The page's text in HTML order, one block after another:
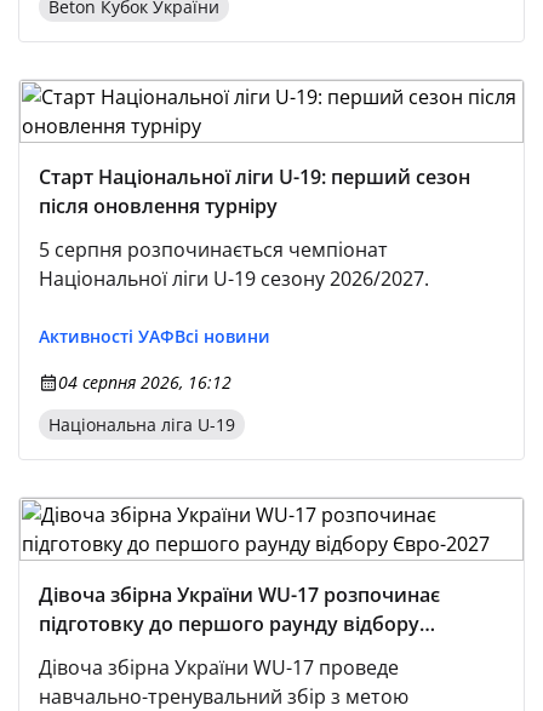
Beton Кубок України
Старт Національної ліги U-19: перший сезон
після оновлення турніру
5 серпня розпочинається чемпіонат
Національної ліги U-19 сезону 2026/2027.
Активності УАФВсі новини
04 серпня 2026, 16:12
Національна ліга U-19
Дівоча збірна України WU-17 розпочинає
підготовку до першого раунду відбору
Євро-2027
Дівоча збірна України WU-17 проведе
навчально-тренувальний збір з метою